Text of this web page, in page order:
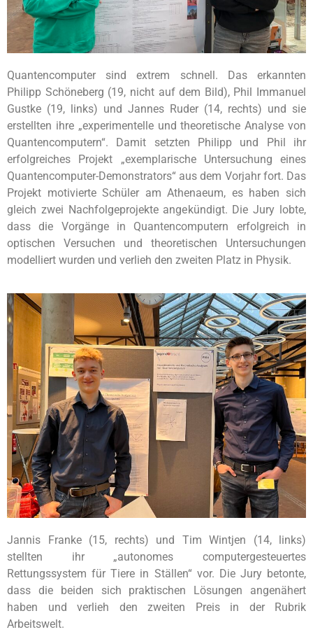
Quantencomputer sind extrem schnell. Das erkannten
Philipp Schöneberg (19, nicht auf dem Bild), Phil Immanuel
Gustke (19, links) und Jannes Ruder (14, rechts) und sie
erstellten ihre „experimentelle und theoretische Analyse von
Quantencomputern“. Damit setzten Philipp und Phil ihr
erfolgreiches Projekt „exemplarische Untersuchung eines
Quantencomputer-Demonstrators“ aus dem Vorjahr fort. Das
Projekt motivierte Schüler am Athenaeum, es haben sich
gleich zwei Nachfolgeprojekte angekündigt. Die Jury lobte,
dass die Vorgänge in Quantencomputern erfolgreich in
optischen Versuchen und theoretischen Untersuchungen
modelliert wurden und verlieh den zweiten Platz in Physik.
Jannis Franke (15, rechts) und Tim Wintjen (14, links)
stellten ihr „autonomes computergesteuertes
Rettungssystem für Tiere in Ställen“ vor. Die Jury betonte,
dass die beiden sich praktischen Lösungen angenähert
haben und verlieh den zweiten Preis in der Rubrik
Arbeitswelt.